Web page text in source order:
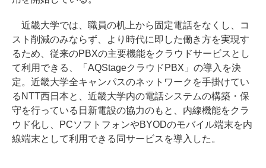
近畿大学では、職員の机上から固定電話をなくし、コ
スト削減のみならず、より時代に即した働き方を実現す
るため、従来のPBXの主要機能をクラウドサービスとし
て利用できる、「AQStageクラウドPBX」の導入を決
定。近畿大学全キャンパスのネットワークを手掛けてい
るNTT西日本と、近畿大学内の電話システムの構築・保
守を行っている日新電設の協力のもと、内線機能をクラ
ウド化し、PCソフトフォンやBYODのモバイル端末を内
線端末として利用できる同サービスを導入した。